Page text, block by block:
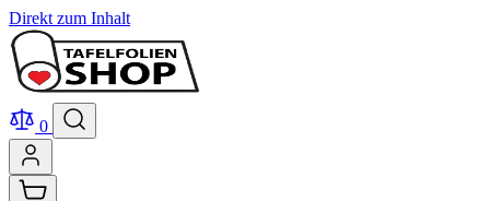
Direkt zum Inhalt
0